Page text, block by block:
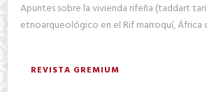
Apuntes sobre la vivienda rifeña (taddart
etnoarqueológico en el Rif marroquí, África
REVISTA GREMIUM